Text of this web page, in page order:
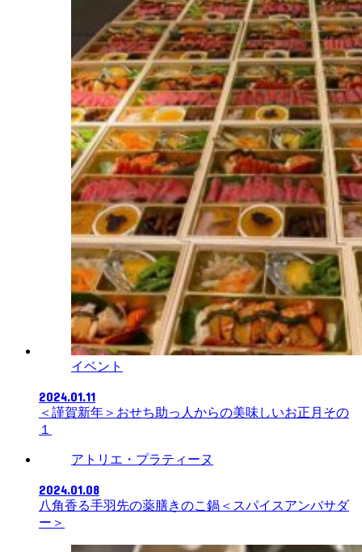
イベント
2024.01.11
＜謹賀新年＞おせち助っ人からの美味しいお正月その
１
アトリエ・プラティーヌ
2024.01.08
八角香る手羽先の薬膳きのこ鍋＜スパイスアンバサダ
ー＞